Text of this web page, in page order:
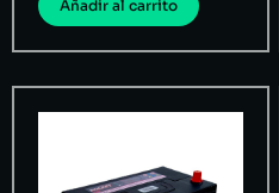
Añadir al carrito